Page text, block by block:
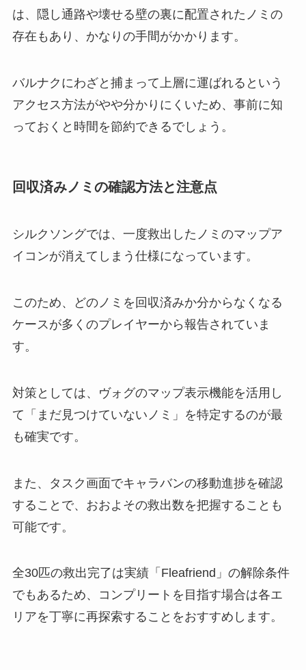
は、隠し通路や壊せる壁の裏に配置されたノミの
存在もあり、かなりの手間がかかります。
バルナクにわざと捕まって上層に運ばれるという
アクセス方法がやや分かりにくいため、事前に知
っておくと時間を節約できるでしょう。
回収済みノミの確認方法と注意点
シルクソングでは、一度救出したノミのマップア
イコンが消えてしまう仕様になっています。
このため、どのノミを回収済みか分からなくなる
ケースが多くのプレイヤーから報告されていま
す。
対策としては、ヴォグのマップ表示機能を活用し
て「まだ見つけていないノミ」を特定するのが最
も確実です。
また、タスク画面でキャラバンの移動進捗を確認
することで、おおよその救出数を把握することも
可能です。
全30匹の救出完了は実績「Fleafriend」の解除条件
でもあるため、コンプリートを目指す場合は各エ
リアを丁寧に再探索することをおすすめします。